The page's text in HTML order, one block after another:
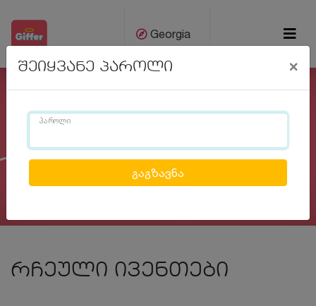
Georgia
Previous
რჩეული ივენთები
შეიყვანე პაროლი ×
პაროლი